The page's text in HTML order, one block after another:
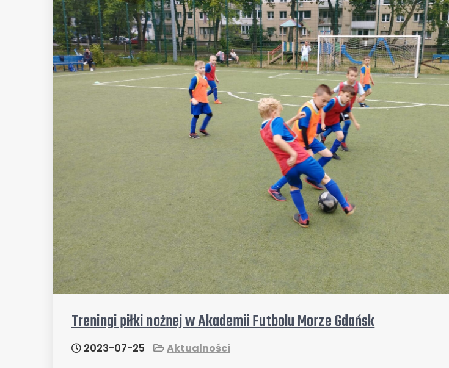
Treningi piłki nożnej w Akademii Futbolu Morze Gdańsk
2023-07-25
Aktualności